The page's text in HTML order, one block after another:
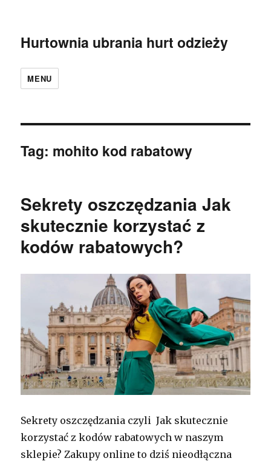
Hurtownia ubrania hurt odzieży
MENU
Tag: mohito kod rabatowy
Sekrety oszczędzania Jak
skutecznie korzystać z
kodów rabatowych?
Sekrety oszczędzania czyli Jak skutecznie
korzystać z kodów rabatowych w naszym
sklepie? Zakupy online to dziś nieodłączna